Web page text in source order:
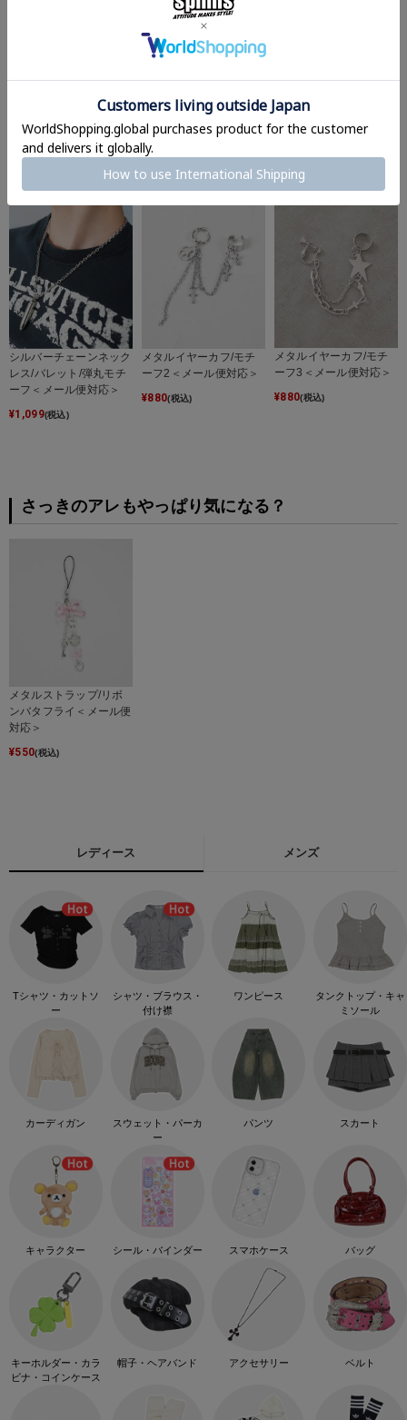
ーフ＜メール便対応＞
880(税込)
ンパール/#ロマンスパン
ク＜メール便対応＞
¥880
バーワンポイントピア
ス/クロス/ローズ＜メー
シルバーチェーンネック
レス/バレット/弾丸モチ
ーフ＜メール便対応＞
¥1,099(税込)
メタルイヤーカフ/モチ
ーフ2＜メール便対応＞
¥880(税込)
メタルイヤーカフ/モチ
ーフ3＜メール便対応＞
¥880(税込)
さっきのアレもやっぱり気になる？
メタルストラップ/リボ
ンバタフライ＜メール便
対応＞
¥550(税込)
レディース メンズ
Tシャツ・カットソ
ー
シャツ・ブラウス・
付け襟
ワンピース
タンクトップ・キャ
ミソール
カーディガン
スウェット・パーカ
ー
パンツ スカート
キャラクター シール・バインダー スマホケース バッグ
キーホルダー・カラ
ビナ・コインケース
帽子・ヘアバンド アクセサリー ベルト